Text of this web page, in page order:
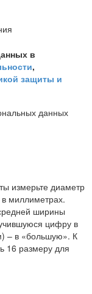
в
,
защиты и
данных
измерьте диаметр
миллиметрах.
ширины
цифру в
– в «большую». К
16 размеру для